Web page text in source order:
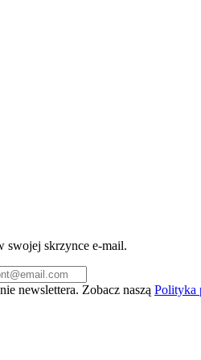
swojej skrzynce e-mail.
newslettera. Zobacz naszą Polityka